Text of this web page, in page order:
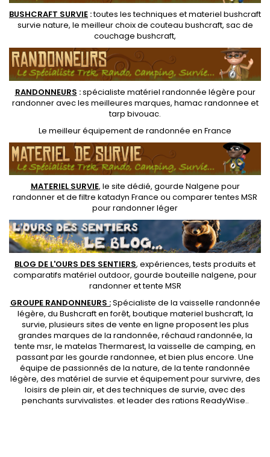
BUSHCRAFT SURVIE :toutes les techniques etmateriel bushcraft
survie nature, le meilleur choix de couteau bushcraft, sac de
couchage bushcraft,
RANDONNEURS :spécialiste matériel randonnée légère pour
randonner avec les meilleures marques, hamac randonnee et
tarp bivouac.
Le meilleur équipement de randonnée en France
MATERIEL SURVIE, le site dédié, gourde Nalgene pour
randonneret defiltre katadyn France ou comparer tentes MSR
pour randonner léger
BLOG DE L'OURS DES SENTIERS, expériences, tests produits et
comparatifs matériel outdoor, gourde bouteille nalgene, pour
randonner ettente MSR
GROUPE RANDONNEURS :Spécialiste de la vaisselle randonnée
légère, du Bushcraft en forêt, boutique materiel bushcraft, la
survie, plusieurs sites de vente en ligne proposent les plus
grandes marques de la randonnée, réchaud randonnée, la
tente msr, le matelas Thermarest, la vaisselle de camping, en
passant par les gourde randonnee, et bien plus encore. Une
équipe de passionnés de la nature, de latente randonnée
légère, des matériel de survie et équipement pour survivre, des
loisirs de plein air, et des techniques de survie, avec des
penchants survivalistes. et leader des rations ReadyWise..